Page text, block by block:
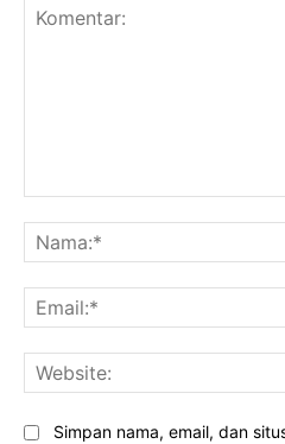
Simpan nama, email, dan